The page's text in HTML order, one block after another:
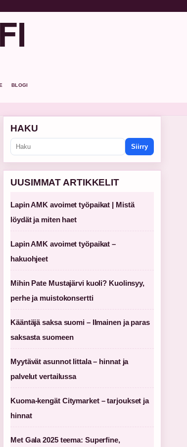
BLOGI
HAKU
Siirry
UUSIMMAT ARTIKKELIT
Lapin AMK avoimet työpaikat | Mistä
löydät ja miten haet
Lapin AMK avoimet työpaikat –
hakuohjeet
Mihin Pate Mustajärvi kuoli? Kuolinsyy,
perhe ja muistokonsertti
Kääntäjä saksa suomi – Ilmainen ja paras
saksasta suomeen
Myytävät asunnot Iittala – hinnat ja
palvelut vertailussa
Kuoma-kengät Citymarket – tarjoukset ja
hinnat
Met Gala 2025 teema: Superfine,